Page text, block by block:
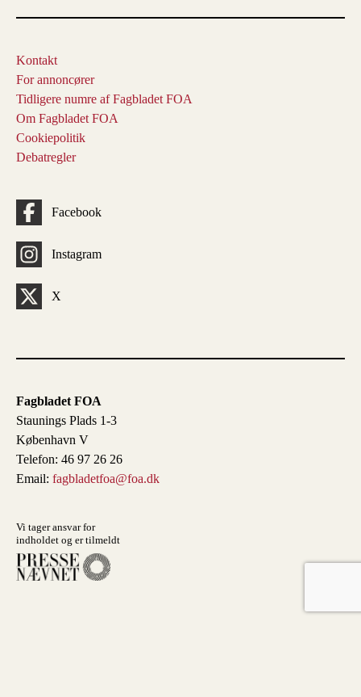
Fagbladet FOA
Staunings Plads 1-3
København V
Telefon: 46 97 26 26
Email: fagbladetfoa@foa.dk
Vi tager ansvar for
indholdet og er tilmeldt
Kontakt
For annoncører
Tidligere numre af Fagbladet FOA
Om Fagbladet FOA
Cookiepolitik
Debatregler
Facebook
Instagram
X